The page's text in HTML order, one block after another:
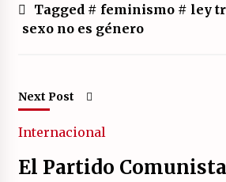
Tagged # feminismo# ley
sexo no es género
Next Post
Internacional
El Partido